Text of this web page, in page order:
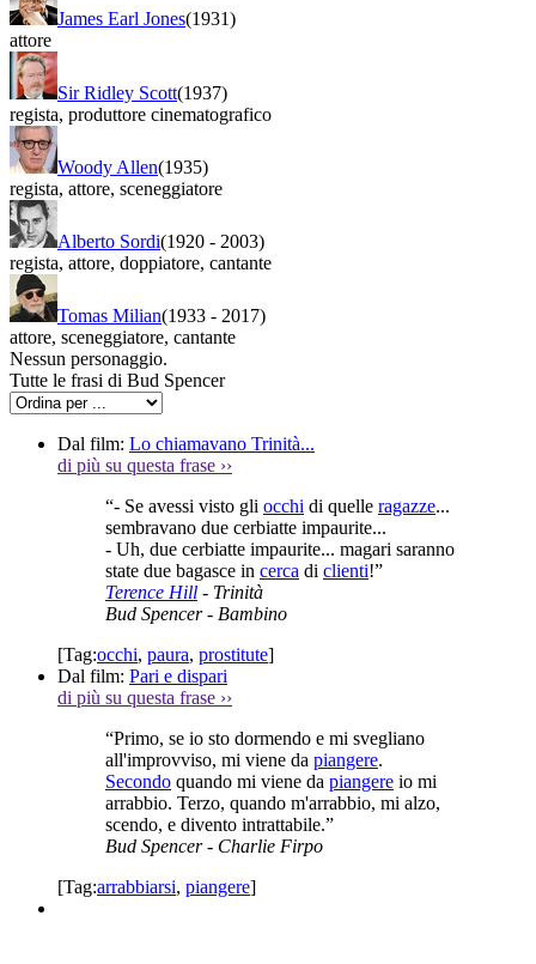
James Earl Jones(1931)
attore
Sir Ridley Scott(1937)
regista, produttore cinematografico
Woody Allen(1935)
regista, attore, sceneggiatore
Alberto Sordi(1920 - 2003)
regista, attore, doppiatore, cantante
Tomas Milian(1933 - 2017)
attore, sceneggiatore, cantante
Nessun personaggio.
Tutte le frasi di Bud Spencer
Dal film: Lo chiamavano Trinità...
di più su questa frase ››
“- Se avessi visto gli occhi di quelle ragazze...
sembravano due cerbiatte impaurite...
- Uh, due cerbiatte impaurite... magari saranno
state due bagasce in cerca di clienti!”
Terence Hill - Trinità
Bud Spencer- Bambino
[Tag:occhi, paura, prostitute]
Dal film: Pari e dispari
di più su questa frase ››
“Primo, se io sto dormendo e mi svegliano
all'improvviso, mi viene da piangere.
Secondo quando mi viene da piangere io mi
arrabbio. Terzo, quando m'arrabbio, mi alzo,
scendo, e divento intrattabile.”
Bud Spencer- Charlie Firpo
[Tag:arrabbiarsi, piangere]